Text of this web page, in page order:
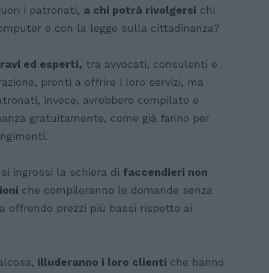
i patronati, a chi potrà rivolgersi chi
e con la legge sulla cittadinanza?
ed esperti, tra avvocati, consulenti e
pronti a offrire i loro servizi, ma
invece, avrebbero compilato e
gratuitamente, come già fanno per
ingrossi la schiera di faccendieri non
che compileranno le domande senza
offrendo prezzi più bassi rispetto ai
illuderanno i loro clienti che hanno